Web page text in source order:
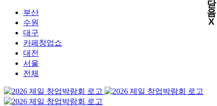
부산
수원
대구
카페창업쇼
대전
서울
전체
X
X
X
X
닫
음
X